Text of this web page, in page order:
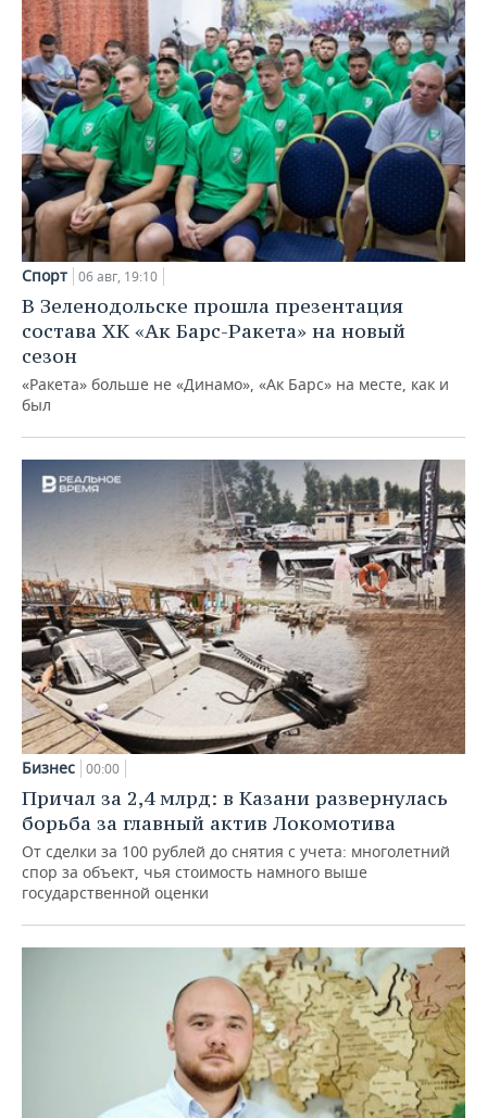
Спорт 06 авг, 19:10
В Зеленодольске прошла презентация
состава ХК «Ак Барс-Ракета» на новый
сезон
«Ракета» больше не «Динамо», «Ак Барс» на месте, как и
был
Бизнес 00:00
Причал за 2,4 млрд: в Казани развернулась
борьба за главный актив Локомотива
От сделки за 100 рублей до снятия с учета: многолетний
спор за объект, чья стоимость намного выше
государственной оценки